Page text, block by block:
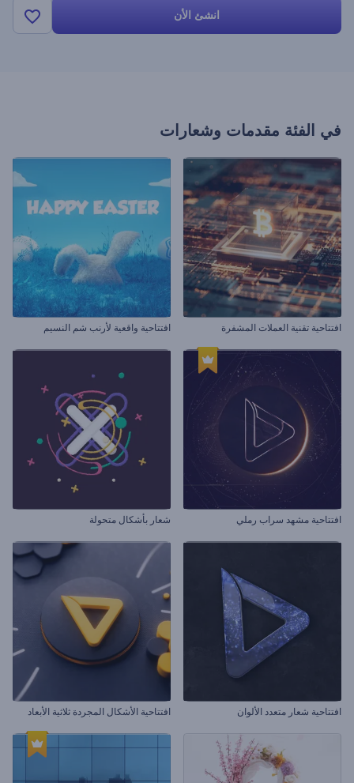
انشئ الأن
في الفئة مقدمات وشعارات
افتتاحية تقنية العملات المشفرة افتتاحية واقعية لأرنب شم النسيم
افتتاحية مشهد سراب رملي شعار بأشكال متحولة
افتتاحية شعار متعدد الألوان افتتاحية الأشكال المجردة ثلاثية الأبعاد